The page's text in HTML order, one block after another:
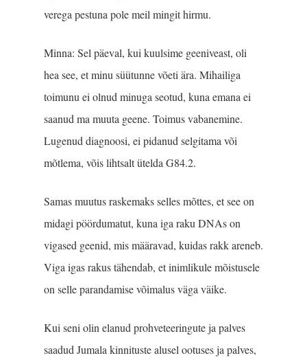
verega pestuna pole meil mingit hirmu.
Minna: Sel päeval, kui kuulsime geeniveast, oli
hea see, et minu süütunne võeti ära. Mihailiga
toimunu ei olnud minuga seotud, kuna emana ei
saanud ma muuta geene. Toimus vabanemine.
Lugenud diagnoosi, ei pida­nud selgitama või
mõtlema, võis lihtsalt ütelda G84.2.
Samas muutus raskemaks selles mõttes, et see on
midagi pöördumatut, kuna iga raku DNAs on
vigased geenid, mis määravad, kuidas rakk areneb.
Viga igas rakus tähendab, et inimlikule mõistusele
on selle parandamise võimalus väga väike.
Kui seni olin elanud prohveteeringute ja palves
saadud Jumala kinnituste alusel ootuses ja palves,